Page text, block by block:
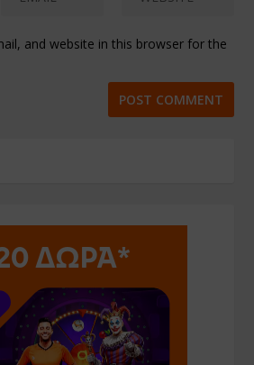
and website in this browser for the